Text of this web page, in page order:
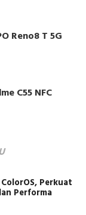
Reno8 T 5G
C55 NFC
Perkuat
Performa